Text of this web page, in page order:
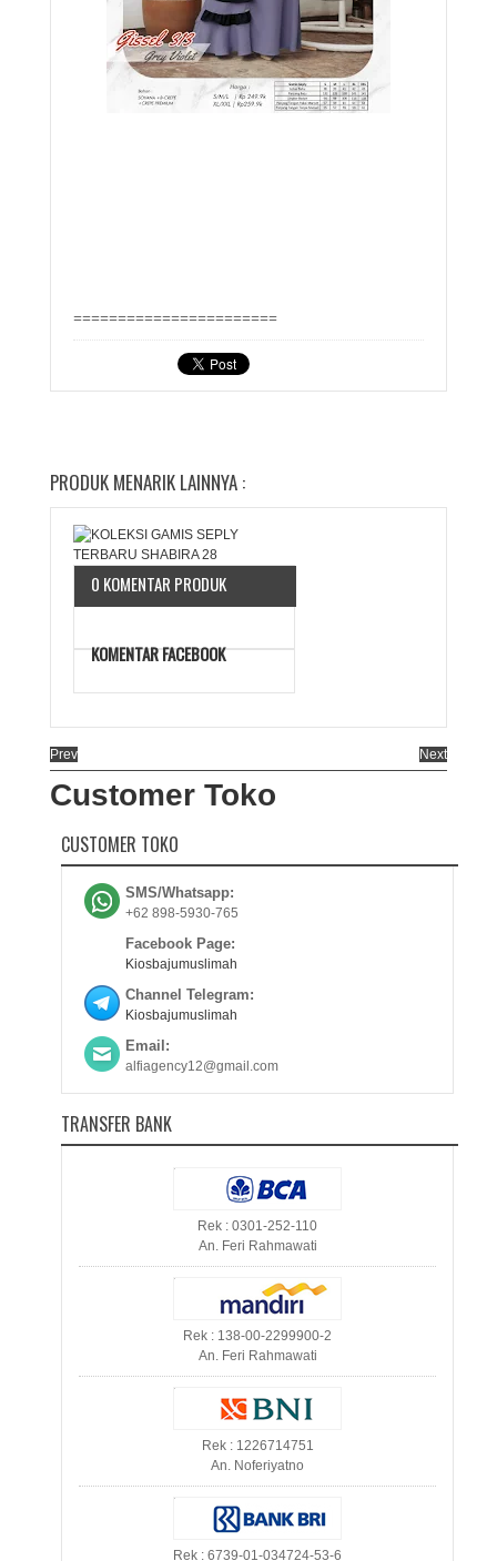
=======================
PRODUK MENARIK LAINNYA :
0 KOMENTAR PRODUK
KOMENTAR FACEBOOK
Prev Next
Customer Toko
CUSTOMER TOKO
SMS/Whatsapp:
+62 898-5930-765
Facebook Page:
Kiosbajumuslimah
Channel Telegram:
Kiosbajumuslimah
Email:
alfiagency12@gmail.com
TRANSFER BANK
Rek : 0301-252-110
An. Feri Rahmawati
Rek : 138-00-2299900-2
An. Feri Rahmawati
Rek : 1226714751
An. Noferiyatno
Rek : 6739-01-034724-53-6